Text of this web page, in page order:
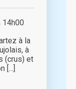
14h00
à la
à
(crus) et
[...]